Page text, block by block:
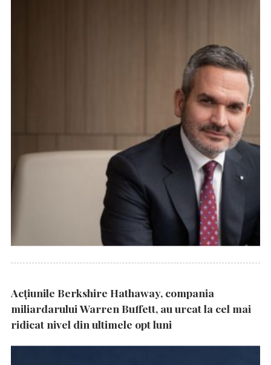
Acțiunile Berkshire Hathaway, compania
miliardarului Warren Buffett, au urcat la cel mai
ridicat nivel din ultimele opt luni